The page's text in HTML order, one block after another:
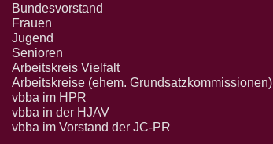
Bundesvorstand
Frauen
Jugend
Senioren
Arbeitskreis Vielfalt
Arbeitskreise (ehem. Grundsatzkommissionen)
vbba im HPR
vbba in der HJAV
vbba im Vorstand der JC-PR